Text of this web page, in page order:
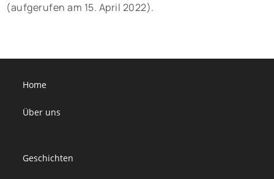
(aufgerufen am 15. April 2022).
Home
Über uns
Geschichten